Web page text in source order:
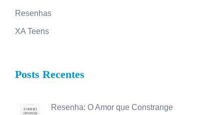
Resenhas
XA Teens
Posts Recentes
Resenha: O Amor que Constrange